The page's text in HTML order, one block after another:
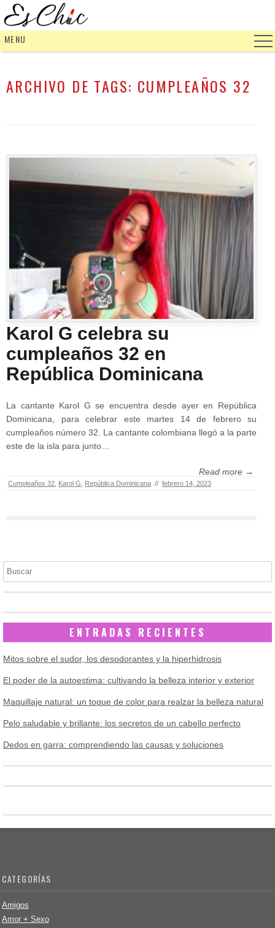
MENU
ARCHIVO DE TAGS: CUMPLEAÑOS 32
Karol G celebra su
cumpleaños 32 en
República Dominicana
La cantante Karol G se encuentra desde ayer en República
Dominicana, para celebrar este martes 14 de febrero su
cumpleaños número 32. La cantante colombiana llegó a la parte
este de la isla para junto…
Read more →
Cumpleaños 32 Karol G República Dominicana // febrero 14, 2023
Buscar
ENTRADAS RECIENTES
Mitos sobre el sudor, los desodorantes y la hiperhidrosis
El poder de la autoestima: cultivando la belleza interior y exterior
Maquillaje natural: un toque de color para realzar la belleza natural
Pelo saludable y brillante: los secretos de un cabello perfecto
Dedos en garra: comprendiendo las causas y soluciones
CATEGORÍAS
Amigos
Amor + Sexo